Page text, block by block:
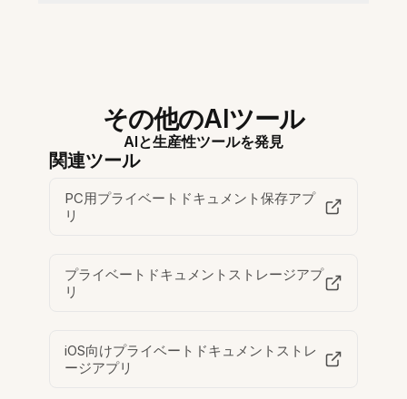
その他のAIツール
AIと生産性ツールを発見
関連ツール
PC用プライベートドキュメント保存アプ
リ
プライベートドキュメントストレージアプ
リ
iOS向けプライベートドキュメントストレ
ージアプリ